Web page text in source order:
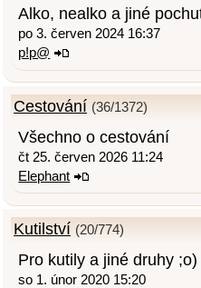
Alko, nealko a jiné
po 3. červen 2024 16:37
p!p@
Cestování (36/1372)
Všechno o cestování
čt 25. červen 2026 11:24
Elephant
Kutilství (20/774)
Pro kutily a jiné druhy ;o)
so 1. únor 2020 15:20